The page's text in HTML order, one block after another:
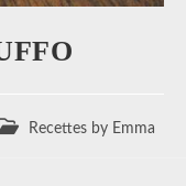
Post
Recettes by Emma